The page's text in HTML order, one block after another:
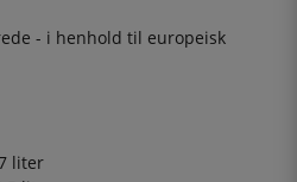
- i henhold til europeisk
liter